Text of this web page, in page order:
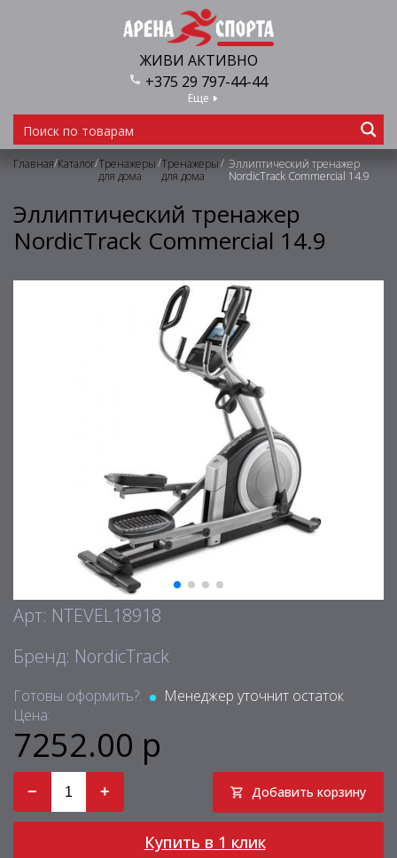
ЖИВИ АКТИВНО
+375 29 797-44-44
Еще
Главная/Каталог/Тренажеры
для дома
/Тренажеры
для дома
/ Эллиптический тренажер
NordicTrack Commercial 14.9
Эллиптический тренажер
NordicTrack Commercial 14.9
Арт: NTEVEL18918
Бренд: NordicTrack
Готовы оформить?:
Менеджер уточнит остаток
Цена:
7252.00 р
− + Добавить корзину
Купить в 1 клик